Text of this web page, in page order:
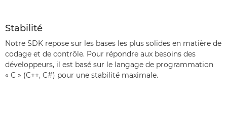
Stabilité
Notre SDK repose sur les bases les plus solides en matière de
codage et de contrôle. Pour répondre aux besoins des
développeurs, il est basé sur le langage de programmation
« C » (C++, C#) pour une stabilité maximale.